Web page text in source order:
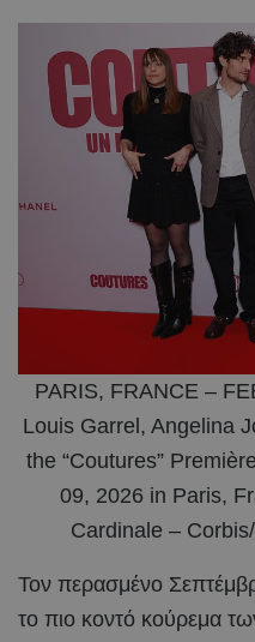
PARIS, FRANCE –
Louis Garrel, Angelina
the “Coutures”
09, 2026 in Paris,
Cardinale –
Τον περασμένο
το πιο κοντό κούρεμα